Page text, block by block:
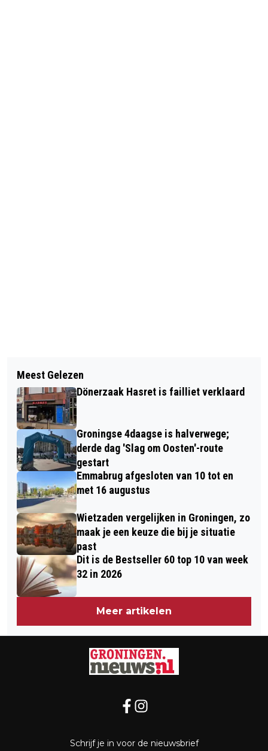
WETHOUDER BROEKSMA ONTHULT
BOUWBORD VOOR HERINRICHTING
LIJZIJDE
GRONINGEN MUSEUM ONTVANGT
RUIM 750 DUIZEND EURO VAN DE
VRIENDENLOTERIJ
Meest Gelezen
Dönerzaak Hasret is failliet verklaard
Groningse 4daagse is halverwege;
derde dag 'Slag om Oosten'-route
gestart
Emmabrug afgesloten van 10 tot en
met 16 augustus
Wietzaden vergelijken in Groningen, zo
maak je een keuze die bij je situatie
past
Dit is de Bestseller 60 top 10 van week
32 in 2026
Meer artikelen
Schrijf je in voor de nieuwsbrief